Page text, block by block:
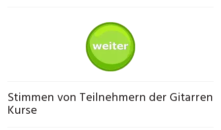
Stimmen von Teilnehmern der Gitarren
Kurse